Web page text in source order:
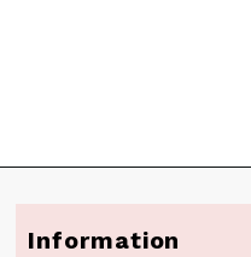
Information